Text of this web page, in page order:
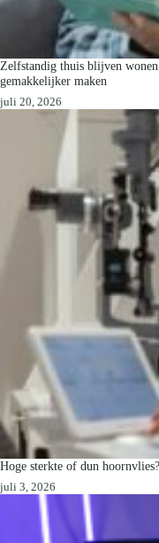
Zelfstandig thuis blijven
gemakkelijker maken
juli 20, 2026
Hoge sterkte of dun
juli 3, 2026